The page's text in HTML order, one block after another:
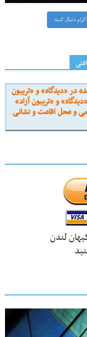
دنبال کنید
در «دیدگاه» و «تریبون
و «تریبون آزاد»
و محل اقامت و نشانی
لندن